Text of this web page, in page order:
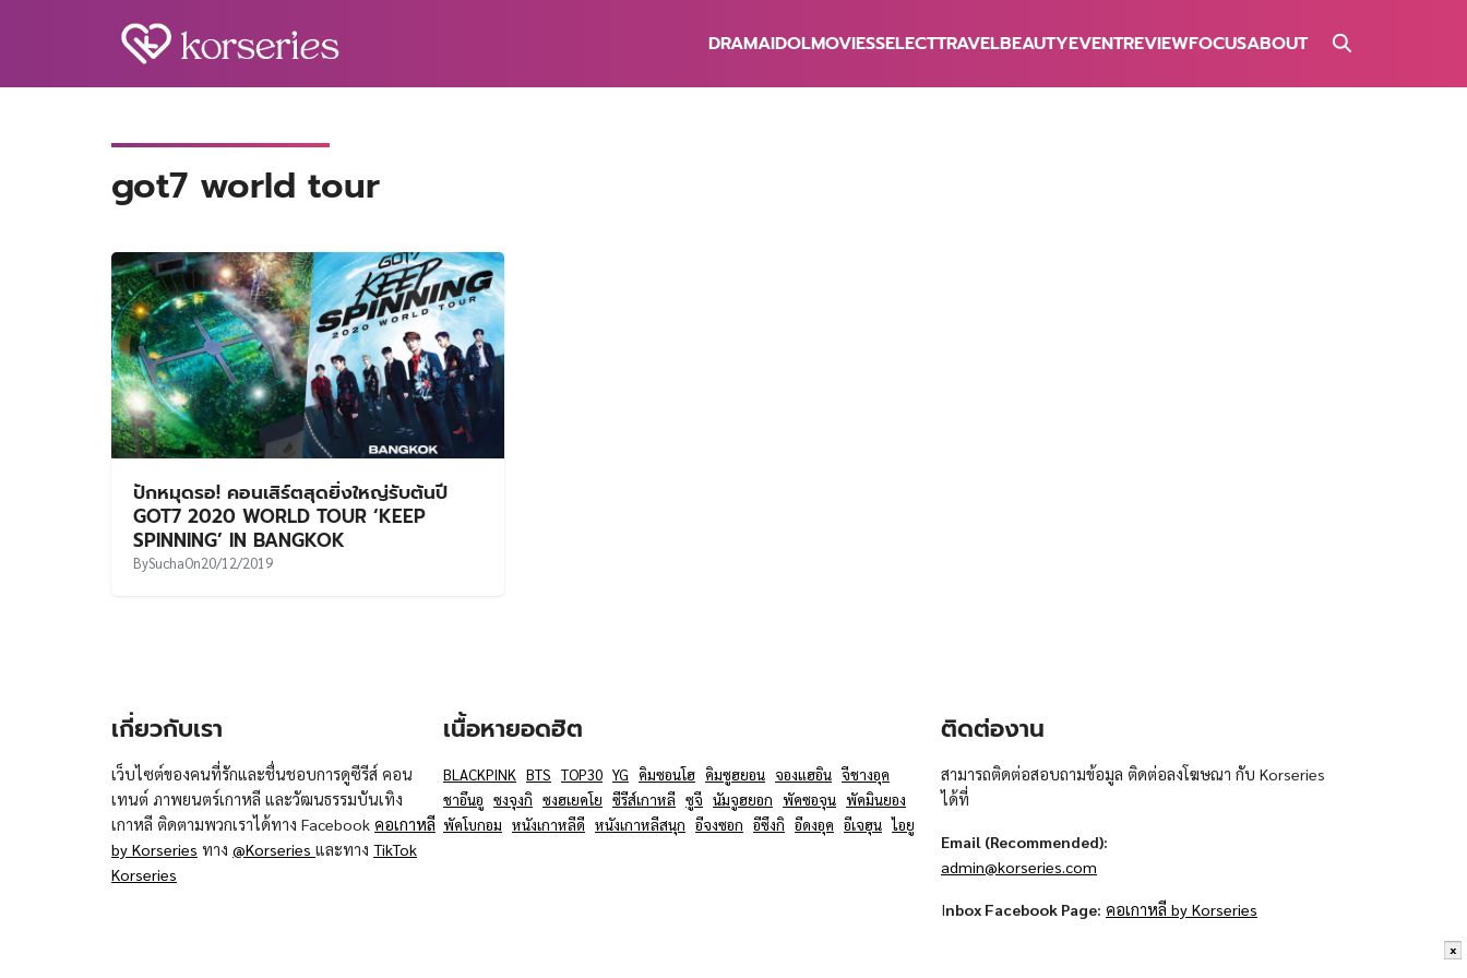
x
DRAMAIDOLMOVIESSELECTTRAVELBEAUTYEVENTREVIEWFOCUSABOUT
got7 world tour
ปักหมุดรอ! คอนเสิร์ตสุดยิ่งใหญ่รับต้นปี
GOT7 2020 WORLD TOUR ‘KEEP
SPINNING’ IN BANGKOK
BySuchaOn20/12/2019
เกี่ยวกับเรา
เว็บไซต์ของคนที่รักและชื่นชอบการดูซีรีส์ คอน
เทนต์ ภาพยนตร์เกาหลี และวัฒนธรรมบันเทิง
เกาหลี ติดตามพวกเราได้ทาง Facebook คอเกาหลี
by Korseries ทาง @Korseries และทาง TikTok
Korseries
เนื้อหายอดฮิต
BLACKPINK BTS TOP30 YG คิมซอนโฮ คิมซูฮยอน จองแฮอิน จีชางอุค
ชาอึนอู ซงจุงกิ ซงฮเยคโย ซีรีส์เกาหลี ซูจี นัมจูฮยอก พัคซอจุน พัคมินยอง
พัคโบกอม หนังเกาหลีดี หนังเกาหลีสนุก อีจงซอก อีซึงกิ อีดงอุค อีเจฮุน ไอยู
ติดต่องาน
สามารถติดต่อสอบถามข้อมูล ติดต่อลงโฆษณา กับ Korseries
ได้ที่
Email (Recommended):
admin@korseries.com
Inbox Facebook Page: คอเกาหลี by Korseries